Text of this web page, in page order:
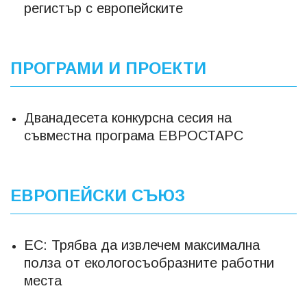
регистър с европейските
ПРОГРАМИ И ПРОЕКТИ
Дванадесета конкурсна сесия на
съвместна програма ЕВРОСТАРС
ЕВРОПЕЙСКИ СЪЮЗ
ЕС: Трябва да извлечем максимална
полза от екологосъобразните работни
места